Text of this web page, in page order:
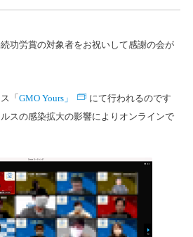
功労賞の対象者をお祝いして感謝の会が
「 GMO Yours」
にて行われるのです
スの感染拡大の影響によりオンラインで